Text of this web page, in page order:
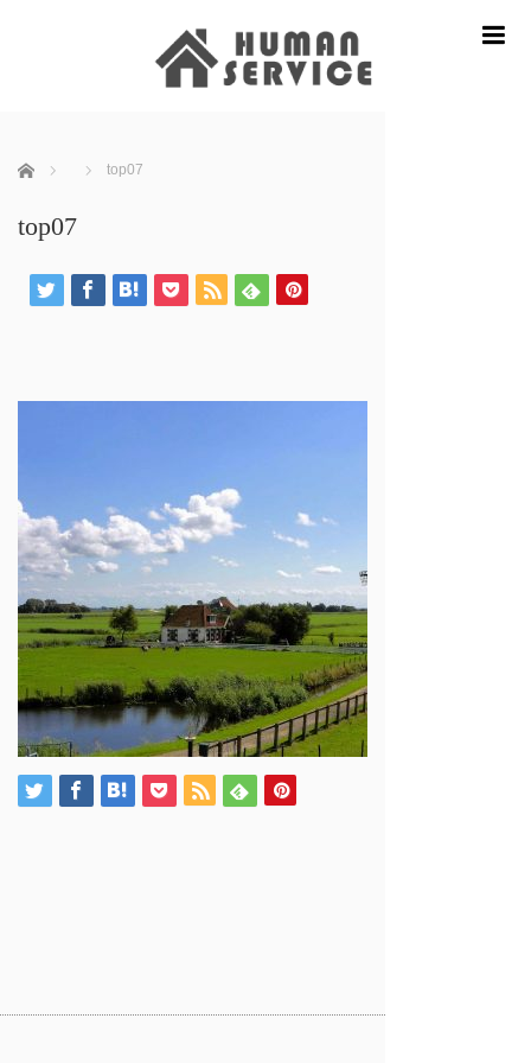
ホーム top07
top07